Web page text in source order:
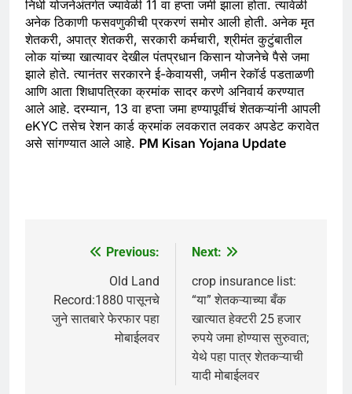
निधी योजनेअंतर्गत ज्यावेळी 11 वा हप्ता जमी झाला होता. त्यावेळी
अनेक ठिकाणी फसवणुकीची प्रकरणं समोर आली होती. अनेक मृत
शेतकरी, अपात्र शेतकरी, सरकारी कर्मचारी, श्रीमंत कुटुंबातील
लोक यांच्या खात्यावर देखील पंतप्रधान किसान योजनेचे पैसे जमा
झाले होते. त्यानंतर सरकारने ई-केवायसी, जमीन रेकॉर्ड पडताळणी
आणि आता शिधापत्रिका क्रमांक सादर करणे अनिवार्य करण्यात
आले आहे. दरम्यान, 13 वा हप्ता जमा हण्यापूर्वीचं शेतकऱ्यांनी आपली
eKYC तसेच रेशन कार्ड क्रमांक लवकरात लवकर अपडेट करावेत
असे सांगण्यात आले आहे. PM Kisan Yojana Update
navigation
Previous:
Old Land
Record:1880 पासूनचे
जुने सातबारे फेरफार पहा
मोबाईलवर
Next:
crop insurance list:
“या” शेतकऱ्याच्या बँक
खात्यात हेक्टरी 25 हजार
रुपये जमा होण्यास सुरुवात;
येथे पहा पात्र शेतकऱ्याची
यादी मोबाईलवर